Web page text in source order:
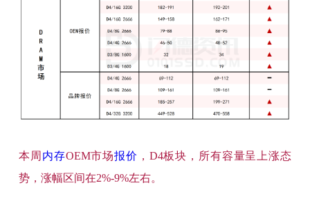
本周 内存OEM市场报价 ，D4板块，所有容量呈上涨态
势，涨幅区间在2%-9%左右。